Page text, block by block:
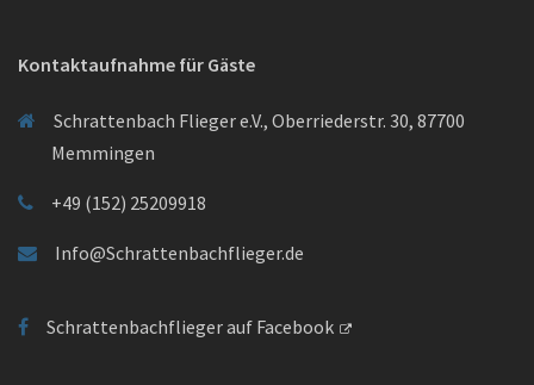
Kontaktaufnahme für Gäste
Schrattenbach Flieger e.V., Oberriederstr. 30, 87700
Memmingen
+49 (152) 25209918
Info@Schrattenbachflieger.de
Schrattenbachflieger auf Facebook